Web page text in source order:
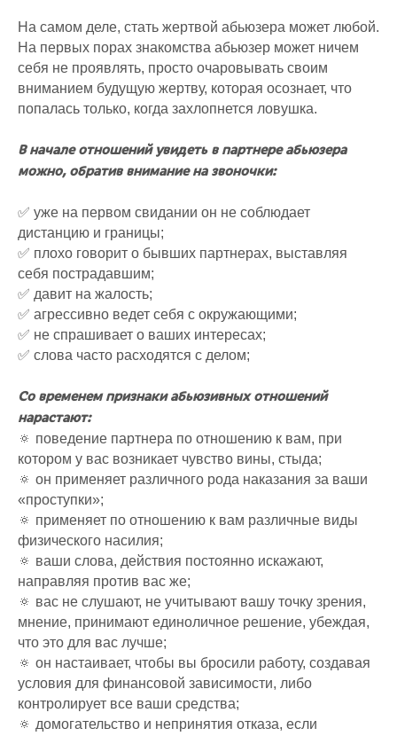
На самом деле, стать жертвой абьюзера может любой.
На первых порах знакомства абьюзер может ничем
себя не проявлять, просто очаровывать своим
вниманием будущую жертву, которая осознает, что
попалась только, когда захлопнется ловушка.
В начале отношений увидеть в партнере абьюзера
можно, обратив внимание на звоночки:
✅ уже на первом свидании он не соблюдает
дистанцию и границы;
✅ плохо говорит о бывших партнерах, выставляя
себя пострадавшим;
✅ давит на жалость;
✅ агрессивно ведет себя с окружающими;
✅ не спрашивает о ваших интересах;
✅ слова часто расходятся с делом;
Со временем признаки абьюзивных отношений
нарастают:
🔅 поведение партнера по отношению к вам, при
котором у вас возникает чувство вины, стыда;
🔅 он применяет различного рода наказания за ваши
«проступки»;
🔅 применяет по отношению к вам различные виды
физического насилия;
🔅 ваши слова, действия постоянно искажают,
направляя против вас же;
🔅 вас не слушают, не учитывают вашу точку зрения,
мнение, принимают единоличное решение, убеждая,
что это для вас лучше;
🔅 он настаивает, чтобы вы бросили работу, создавая
условия для финансовой зависимости, либо
контролирует все ваши средства;
🔅 домогательство и непринятия отказа, если